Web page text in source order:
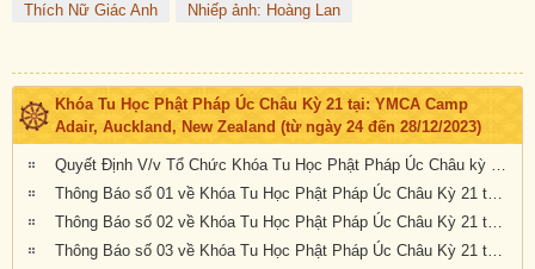
Thích Nữ Giác Anh
Nhiếp ảnh: Hoàng Lan
Khóa Tu Học Phật Pháp Úc Châu Kỳ 21 tại: YMCA Camp
Adair, Auckland, New Zealand (từ ngày 24 đến 28/12/2023)
Quyết Định V/v Tổ Chức Khóa Tu Học Phật Pháp Úc Châu kỳ 21 tại Auckland, New Zealand
Thông Báo số 01 về Khóa Tu Học Phật Pháp Úc Châu Kỳ 21 tại: YMCA Camp Adair, Auckland, New Zealand
Thông Báo số 02 về Khóa Tu Học Phật Pháp Úc Châu Kỳ 21 tại: YMCA Camp Adair, Auckland, New Zealand
Thông Báo số 03 về Khóa Tu Học Phật Pháp Úc Châu Kỳ 21 tại: YMCA Camp Adair, Auckland, New Zealand